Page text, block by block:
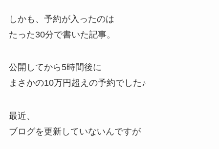
しかも、予約が入ったのは
たった30分で書いた記事。
公開してから5時間後に
まさかの10万円超えの予約でした♪
最近、
ブログを更新していないんですが